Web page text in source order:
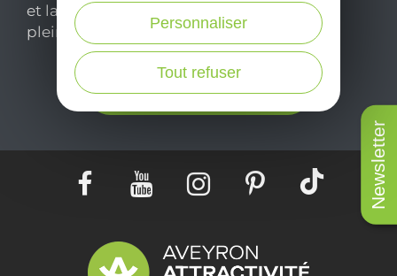
Newsletter
et laissez-vous inspirer pour profiter
pleinement de votre séjour en Aveyron.
Je m'abonne ici
Tout refuser
Personnaliser